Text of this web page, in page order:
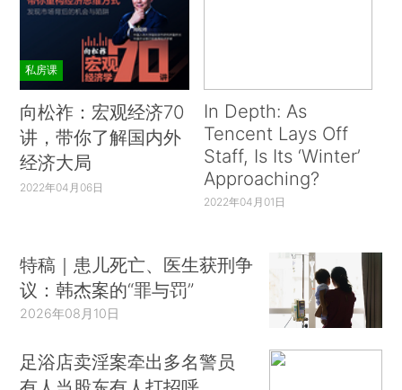
私房课
向松祚：宏观经济70
讲，带你了解国内外
经济大局
2022年04月06日
In Depth: As
Tencent Lays Off
Staff, Is Its ‘Winter’
Approaching?
2022年04月01日
特稿｜患儿死亡、医生获刑争
议：韩杰案的“罪与罚”
2026年08月10日
足浴店卖淫案牵出多名警员